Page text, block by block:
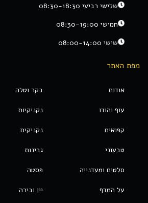
שלישי רביעי 08:30-18:30
חמישי 08:30-19:00
שישי 08:00-14:00
מפת האתר
אודות בקר וטלה
עוף והודו נקניקיות
קפואים נקניקים
טבעוני גבינות
סלטים ומעדנייה פסטה
על המדף יין ובירה